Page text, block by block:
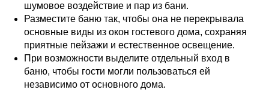
шумовое воздействие и пар из бани.
Разместите баню так, чтобы она не перекрывала
основные виды из окон гостевого дома, сохраняя
приятные пейзажи и естественное освещение.
При возможности выделите отдельный вход в
баню, чтобы гости могли пользоваться ей
независимо от основного дома.